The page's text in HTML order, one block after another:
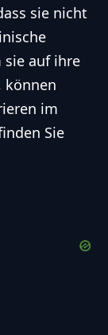
sie nicht
sie auf ihre
können
im
Sie